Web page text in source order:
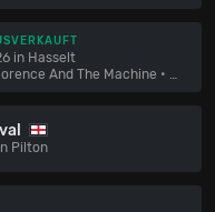
in Hasselt
And The Machine • 136 weitere Bands
Pilton